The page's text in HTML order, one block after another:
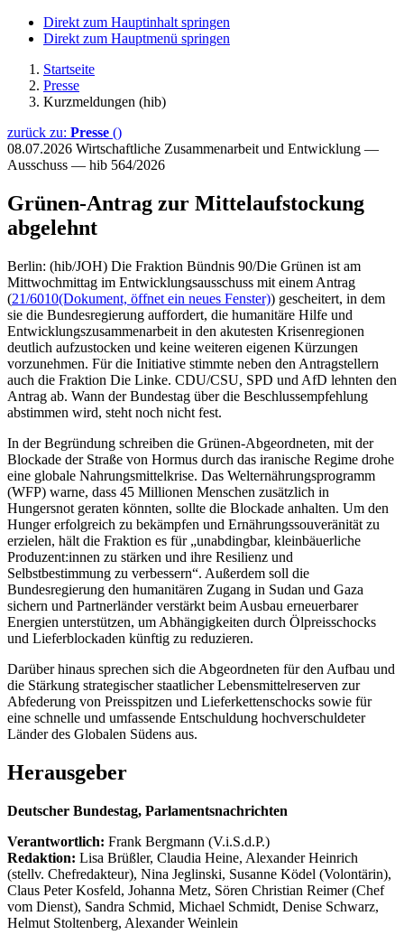
Direkt zum Hauptinhalt springen
Direkt zum Hauptmenü springen
Startseite
Presse
Kurzmeldungen (hib)
zurück zu: Presse ()
08.07.2026 Wirtschaftliche Zusammenarbeit und Entwicklung —
Ausschuss — hib 564/2026
Grünen-Antrag zur Mittelaufstockung
abgelehnt
Berlin: (hib/JOH) Die Fraktion Bündnis 90/Die Grünen ist am
Mittwochmittag im Entwicklungsausschuss mit einem Antrag
(21/6010(Dokument, öffnet ein neues Fenster)) gescheitert, in dem
sie die Bundesregierung auffordert, die humanitäre Hilfe und
Entwicklungszusammenarbeit in den akutesten Krisenregionen
deutlich aufzustocken und keine weiteren eigenen Kürzungen
vorzunehmen. Für die Initiative stimmte neben den Antragstellern
auch die Fraktion Die Linke. CDU/CSU, SPD und AfD lehnten den
Antrag ab. Wann der Bundestag über die Beschlussempfehlung
abstimmen wird, steht noch nicht fest.
In der Begründung schreiben die Grünen-Abgeordneten, mit der
Blockade der Straße von Hormus durch das iranische Regime drohe
eine globale Nahrungsmittelkrise. Das Welternährungsprogramm
(WFP) warne, dass 45 Millionen Menschen zusätzlich in
Hungersnot geraten könnten, sollte die Blockade anhalten. Um den
Hunger erfolgreich zu bekämpfen und Ernährungssouveränität zu
erzielen, hält die Fraktion es für „unabdingbar, kleinbäuerliche
Produzent:innen zu stärken und ihre Resilienz und
Selbstbestimmung zu verbessern“. Außerdem soll die
Bundesregierung den humanitären Zugang in Sudan und Gaza
sichern und Partnerländer verstärkt beim Ausbau erneuerbarer
Energien unterstützen, um Abhängigkeiten durch Ölpreisschocks
und Lieferblockaden künftig zu reduzieren.
Darüber hinaus sprechen sich die Abgeordneten für den Aufbau und
die Stärkung strategischer staatlicher Lebensmittelreserven zur
Abfederung von Preisspitzen und Lieferkettenschocks sowie für
eine schnelle und umfassende Entschuldung hochverschuldeter
Länder des Globalen Südens aus.
Herausgeber
Deutscher Bundestag, Parlamentsnachrichten
Verantwortlich: Frank Bergmann (V.i.S.d.P.)
Redaktion: Lisa Brüßler, Claudia Heine, Alexander Heinrich
(stellv. Chefredakteur), Nina Jeglinski, Susanne Ködel (Volontärin),
Claus Peter Kosfeld, Johanna Metz, Sören Christian Reimer (Chef
vom Dienst), Sandra Schmid, Michael Schmidt, Denise Schwarz,
Helmut Stoltenberg, Alexander Weinlein